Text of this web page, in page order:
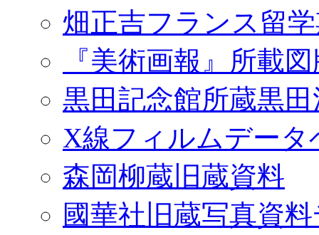
畑正吉フランス留
『美術画報』所載
黒田記念館所蔵黒
X線フィルムデータ
森岡柳蔵旧蔵資料
國華社旧蔵写真資